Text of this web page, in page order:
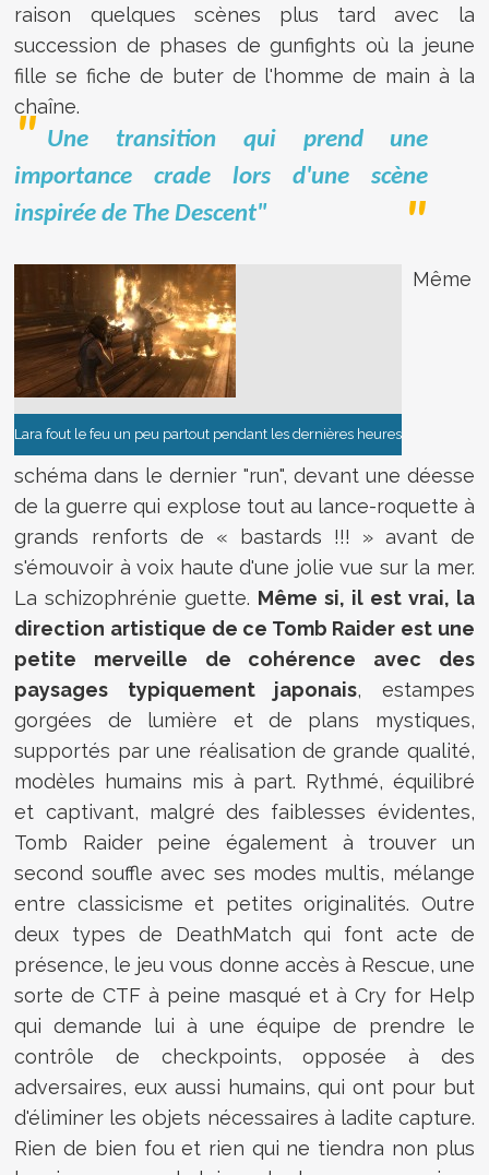
raison quelques scènes plus tard avec la
succession de phases de gunfights où la jeune
fille se fiche de buter de l'homme de main à la
chaîne.
Une transition qui prend une
importance crade lors d'une scène
inspirée de The Descent"
Lara fout le feu un peu partout pendant les dernières heures
Même
schéma dans le dernier "run", devant une déesse
de la guerre qui explose tout au lance-roquette à
grands renforts de « bastards !!! » avant de
s'émouvoir à voix haute d'une jolie vue sur la mer.
La schizophrénie guette. Même si, il est vrai, la
direction artistique de ce Tomb Raider est une
petite merveille de cohérence avec des
paysages typiquement japonais, estampes
gorgées de lumière et de plans mystiques,
supportés par une réalisation de grande qualité,
modèles humains mis à part. Rythmé, équilibré
et captivant, malgré des faiblesses évidentes,
Tomb Raider peine également à trouver un
second souffle avec ses modes multis, mélange
entre classicisme et petites originalités. Outre
deux types de DeathMatch qui font acte de
présence, le jeu vous donne accès à Rescue, une
sorte de CTF à peine masqué et à Cry for Help
qui demande lui à une équipe de prendre le
contrôle de checkpoints, opposée à des
adversaires, eux aussi humains, qui ont pour but
d'éliminer les objets nécessaires à ladite capture.
Rien de bien fou et rien qui ne tiendra non plus